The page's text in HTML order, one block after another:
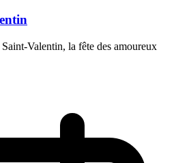
Valentin, la fête des amoureux